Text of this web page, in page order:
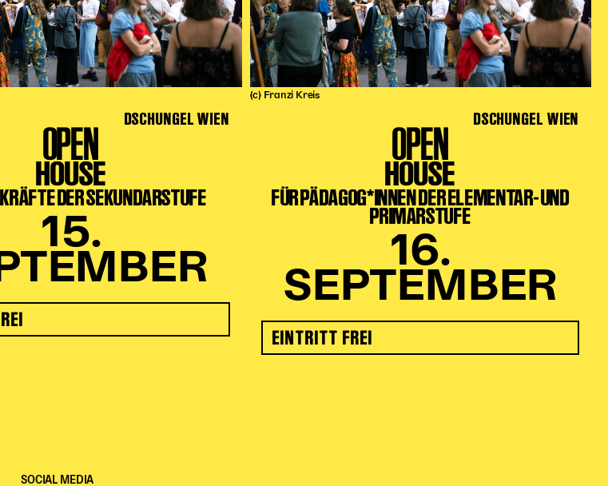
DSCHUNGEL WIEN
OPEN
HOUSE
DER SEKUNDARSTUFE
15.
(c) Franzi Kreis
DSCHUNGEL WIEN
OPEN
HOUSE
FÜR PÄDAGOG*INNEN DER ELEMENTAR- UND
PRIMARSTUFE
16.
SEPTEMBER
EINTRITT FREI
SOCIAL MEDIA